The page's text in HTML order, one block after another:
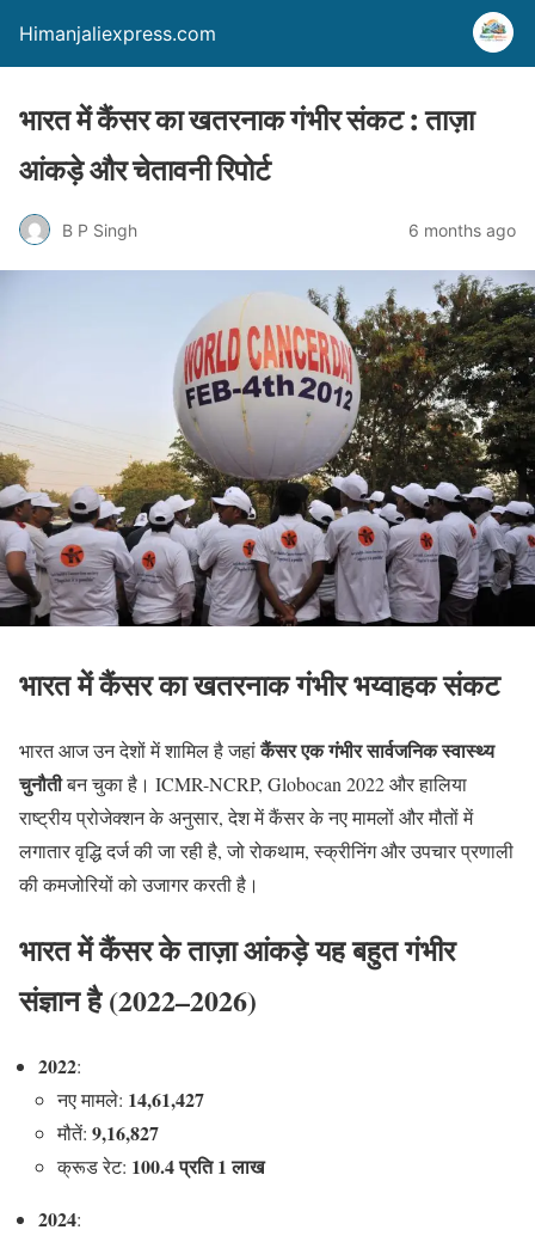
Himanjaliexpress.com
भारत में कैंसर का खतरनाक गंभीर संकट : ताज़ा
आंकड़े और चेतावनी रिपोर्ट
B P Singh 6 months ago
भारत में कैंसर का खतरनाक गंभीर भय्वाहक संकट
भारत आज उन देशों में शामिल है जहांकैंसर एक गंभीर सार्वजनिक स्वास्थ्य
चुनौतीबन चुका है। ICMR-NCRP, Globocan 2022 और हालिया
राष्ट्रीय प्रोजेक्शन के अनुसार, देश में कैंसर के नए मामलों और मौतों में
लगातार वृद्धि दर्ज की जा रही है, जो रोकथाम, स्क्रीनिंग और उपचार प्रणाली
की कमजोरियों को उजागर करती है।
भारत में कैंसर के ताज़ा आंकड़े यह बहुत गंभीर
संज्ञान है (2022–2026)
2022:
नए मामले: 14,61,427
मौतें: 9,16,827
क्रूड रेट: 100.4 प्रति 1 लाख
2024: